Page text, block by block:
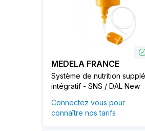
MEDELA FRANCE
Système de nutrition
intégratif - SNS / DAL New
Connectez vous pour
connaître nos tarifs